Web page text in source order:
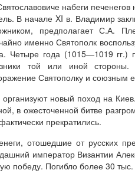
набеги
В начале XI в. Владимир
предполагает С.А.
именно Святополк
Четыре года (1015—1019 гг.)
той или иной
Святополку и союзным
организуют новый поход на
в ожесточенной битве
прекратились.
отошедшие от русских
император Византии
победу. Погибло более 30 тыс.